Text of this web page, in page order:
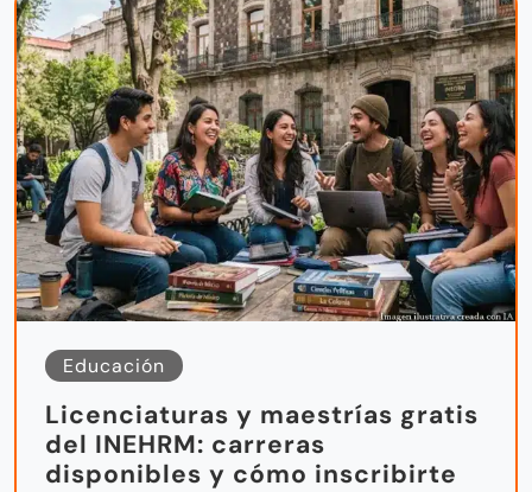
Educación
Licenciaturas y maestrías gratis
del INEHRM: carreras
disponibles y cómo inscribirte